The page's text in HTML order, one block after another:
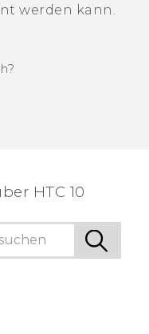
werden kann.
HTC 10